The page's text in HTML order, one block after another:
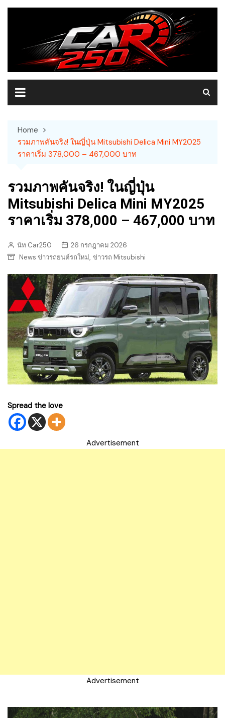
Skip
Home
รวมภาพคันจริง! ในญี่ปุ่น Mitsubishi Delica Mini MY2025
ราคาเริ่ม 378,000 – 467,000 บาท
รวมภาพคันจริง! ในญี่ปุ่น
Mitsubishi Delica Mini MY2025
ราคาเริ่ม 378,000 – 467,000 บาท
นัท Car250
26 กรกฎาคม 2026
News ข่าวรถยนต์รถใหม่, ข่าวรถ Mitsubishi
Spread the love
Advertisement
Advertisement